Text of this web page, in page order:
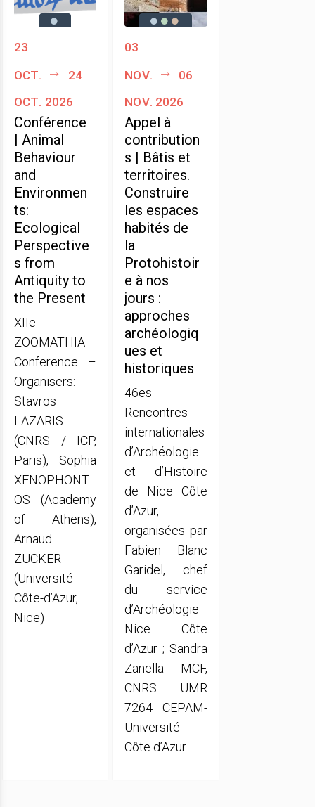
23
oct.
24
oct. 2026
Conférence
| Animal
Behaviour
and
Environmen
ts:
Ecological
Perspective
s from
Antiquity to
the Present
XIIe
ZOOMATHIA
Conference –
Organisers:
Stavros
LAZARIS
(CNRS / ICP,
Paris), Sophia
XENOPHONT
OS (Academy
of Athens),
Arnaud
ZUCKER
(Université
Côte-d’Azur,
Nice)
03
nov.
06
nov. 2026
Appel à
contribution
s | Bâtis et
territoires.
Construire
les espaces
habités de
la
Protohistoir
e à nos
jours :
approches
archéologiq
ues et
historiques
46es
Rencontres
internationales
d’Archéologie
et d’Histoire
de Nice Côte
d’Azur,
organisées par
Fabien Blanc
Garidel, chef
du service
d’Archéologie
Nice Côte
d’Azur ; Sandra
Zanella MCF,
CNRS UMR
7264 CEPAM-
Université
Côte d’Azur